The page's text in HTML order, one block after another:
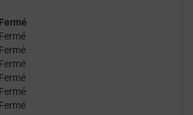
Fermé
Fermé
Fermé
Fermé
Fermé
Fermé
Fermé